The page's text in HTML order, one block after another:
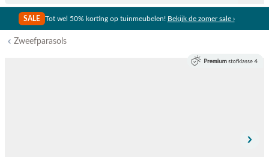
SALE Tot wel 50% korting op tuinmeubelen! Bekijk de zomer sale ›
Zweefparasols